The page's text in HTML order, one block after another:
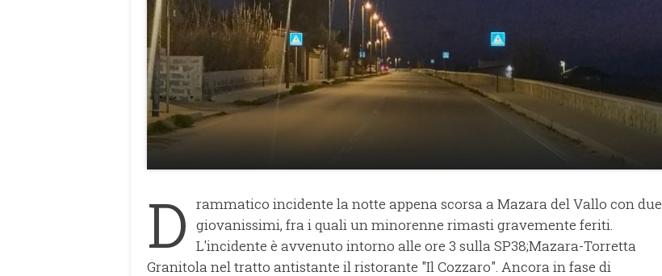
D rammatico incidente la notte appena scorsa a Mazara del Vallo con due
giovanissimi, fra i quali un minorenne rimasti gravemente feriti.
L'incidente è avvenuto intorno alle ore 3 sulla SP38;Mazara-Torretta
Granitola nel tratto antistante il ristorante "Il Cozzaro". Ancora in fase di